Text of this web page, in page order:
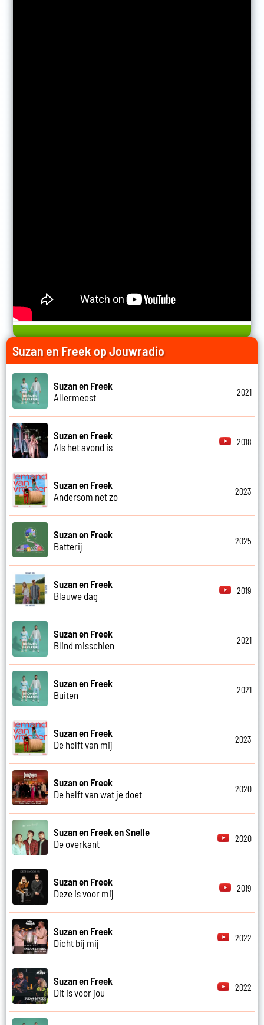
Suzan en Freek op Jouwradio
Suzan en Freek
Allermeest
2021
Suzan en Freek
Als het avond is
2018
Suzan en Freek
Andersom net zo
2023
Suzan en Freek
Batterij
2025
Suzan en Freek
Blauwe dag
2019
Suzan en Freek
Blind misschien
2021
Suzan en Freek
Buiten
2021
Suzan en Freek
De helft van mij
2023
Suzan en Freek
De helft van wat je doet
2020
Suzan en Freek en Snelle
De overkant
2020
Suzan en Freek
Deze is voor mij
2019
Suzan en Freek
Dicht bij mij
2022
Suzan en Freek
Dit is voor jou
2022